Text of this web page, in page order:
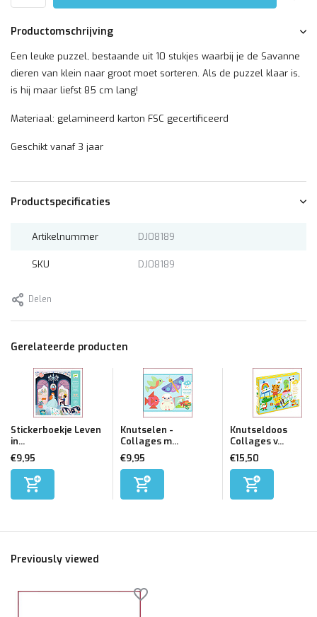
Productomschrijving
Een leuke puzzel, bestaande uit 10 stukjes waarbij je de Savanne
dieren van klein naar groot moet sorteren. Als de puzzel klaar is,
is hij maar liefst 85 cm lang!
Materiaal: gelamineerd karton FSC gecertificeerd
Geschikt vanaf 3 jaar
Productspecificaties
Artikelnummer DJ08189
SKU DJ08189
Delen
Gerelateerde producten
Stickerboekje Leven
in...
€9,95
Knutselen -
Collages m...
€9,95
Knutseldoos
Collages v...
€15,50
Previously viewed